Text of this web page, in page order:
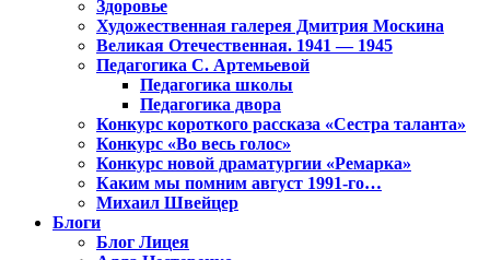
Здоровье
Художественная галерея Дмитрия Москина
Великая Отечественная. 1941 — 1945
Педагогика С. Артемьевой
Педагогика школы
Педагогика двора
Конкурс короткого рассказа «Сестра таланта»
Конкурс «Во весь голос»
Конкурс новой драматургии «Ремарка»
Каким мы помним август 1991-го…
Михаил Швейцер
Блоги
Блог Лицея